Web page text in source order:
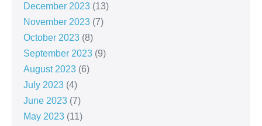
December 2023 (13)
November 2023 (7)
October 2023 (8)
September 2023 (9)
August 2023 (6)
July 2023 (4)
June 2023 (7)
May 2023 (11)